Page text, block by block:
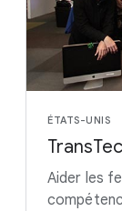
ÉTATS-UNIS
Aider les